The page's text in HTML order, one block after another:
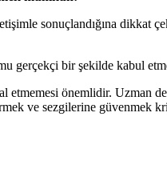
sonuçlandığına
gerçekçi bir şekilde kabul
önemlidir. Uzman
ve sezgilerine güvenmek